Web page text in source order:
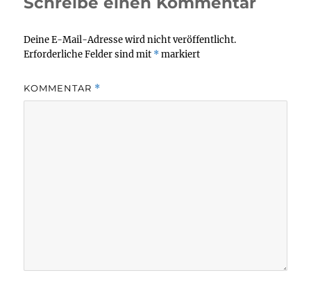
Deine E-Mail-Adresse wird nicht veröffentlicht.
Erforderliche Felder sind mit *markiert
KOMMENTAR *